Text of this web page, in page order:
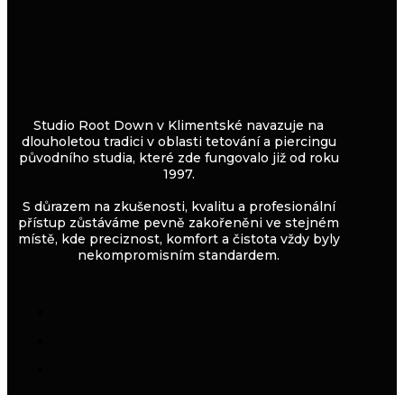
Studio Root Down v Klimentské navazuje na
dlouholetou tradici v oblasti tetování a piercingu
původního studia, které zde fungovalo již od roku
1997.
S důrazem na zkušenosti, kvalitu a profesionální
přístup zůstáváme pevně zakořeněni ve stejném
místě, kde preciznost, komfort a čistota vždy byly
nekompromisním standardem.